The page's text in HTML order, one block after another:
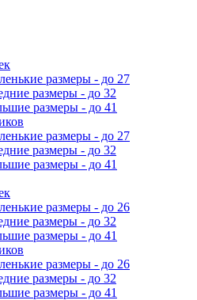
размеры - до 27
размеры - до 32
размеры - до 41
размеры - до 27
размеры - до 32
размеры - до 41
размеры - до 26
размеры - до 32
размеры - до 41
размеры - до 26
размеры - до 32
размеры - до 41